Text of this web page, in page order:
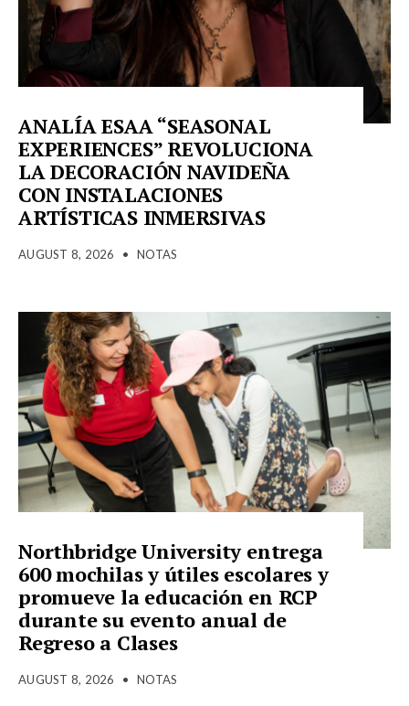
ANALÍA ESAA “SEASONAL
EXPERIENCES” REVOLUCIONA
LA DECORACIÓN NAVIDEÑA
CON INSTALACIONES
ARTÍSTICAS INMERSIVAS
AUGUST 8, 2026 • NOTAS
Northbridge University entrega
600 mochilas y útiles escolares y
promueve la educación en RCP
durante su evento anual de
Regreso a Clases
AUGUST 8, 2026 • NOTAS